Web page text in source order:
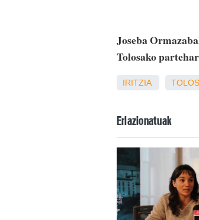
Joseba
Tolosako
IRITZIA
Erlazionatuak